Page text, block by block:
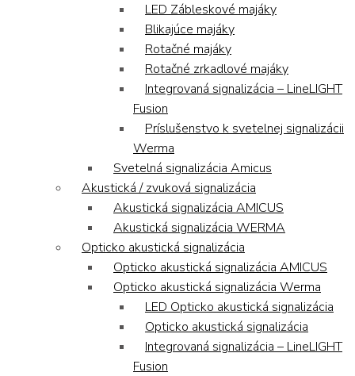
LED Zábleskové majáky
Blikajúce majáky
Rotačné majáky
Rotačné zrkadlové majáky
Integrovaná signalizácia – LineLIGHT
Fusion
Príslušenstvo k svetelnej signalizácii
Werma
Svetelná signalizácia Amicus
Akustická / zvuková signalizácia
Akustická signalizácia AMICUS
Akustická signalizácia WERMA
Opticko akustická signalizácia
Opticko akustická signalizácia AMICUS
Opticko akustická signalizácia Werma
LED Opticko akustická signalizácia
Opticko akustická signalizácia
Integrovaná signalizácia – LineLIGHT
Fusion